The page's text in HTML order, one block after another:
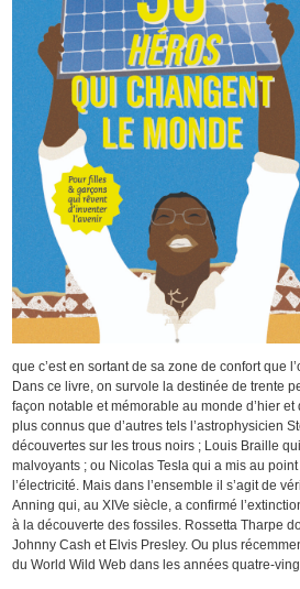
que c’est en sortant de sa zone de confort que
Dans ce livre, on survole la destinée de trente
façon notable et mémorable au monde d’hier et
plus connus que d’autres tels l’astrophysicien
découvertes sur les trous noirs ; Louis Braille
malvoyants ; ou Nicolas Tesla qui a mis au
l’électricité. Mais dans l’ensemble il s’agit de
Anning qui, au XIVe siècle, a confirmé
à la découverte des fossiles. Rossetta Tharpe
Johnny Cash et Elvis Presley. Ou plus
du World Wild Web dans les années quatre-